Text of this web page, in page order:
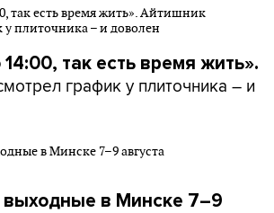
так есть время жить».
график у плиточника – и
выходные в Минске 7–9